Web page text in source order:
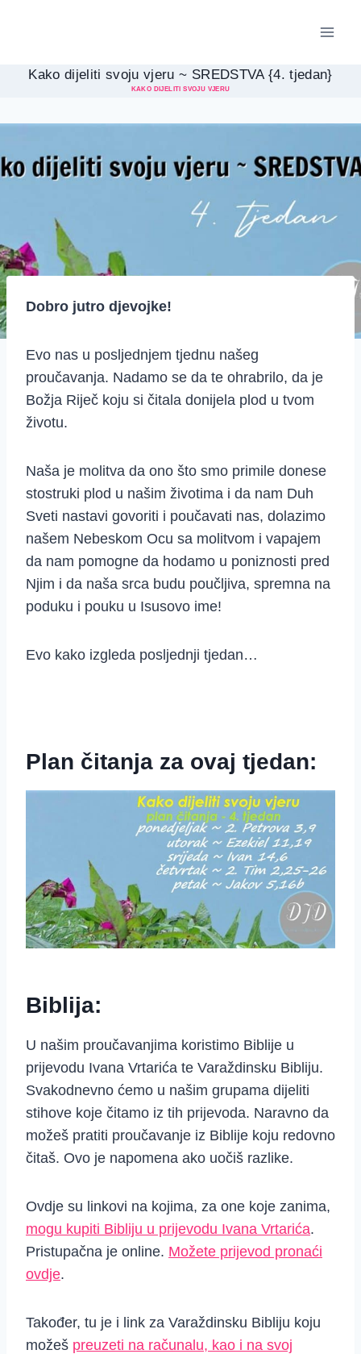
Kako dijeliti svoju vjeru ~ SREDSTVA {4. tjedan}
KAKO DIJELITI SVOJU VJERU
Dobro jutro djevojke!
Evo nas u posljednjem tjednu našeg
proučavanja. Nadamo se da te ohrabrilo, da je
Božja Riječ koju si čitala donijela plod u tvom
životu.
Naša je molitva da ono što smo primile donese
stostruki plod u našim životima i da nam Duh
Sveti nastavi govoriti i poučavati nas, dolazimo
našem Nebeskom Ocu sa molitvom i vapajem
da nam pomogne da hodamo u poniznosti pred
Njim i da naša srca budu poučljiva, spremna na
poduku i pouku u Isusovo ime!
Evo kako izgleda posljednji tjedan…
Plan čitanja za ovaj tjedan:
Biblija:
U našim proučavanjima koristimo Biblije u
prijevodu Ivana Vrtarića te Varaždinsku Bibliju.
Svakodnevno ćemo u našim grupama dijeliti
stihove koje čitamo iz tih prijevoda. Naravno da
možeš pratiti proučavanje iz Biblije koju redovno
čitaš. Ovo je napomena ako uočiš razlike.
Ovdje su linkovi na kojima, za one koje zanima,
mogu kupiti Bibliju u prijevodu Ivana Vrtarića.
Pristupačna je online. Možete prijevod pronaći
ovdje.
Također, tu je i link za Varaždinsku Bibliju koju
možeš preuzeti na računalu, kao i na svoj